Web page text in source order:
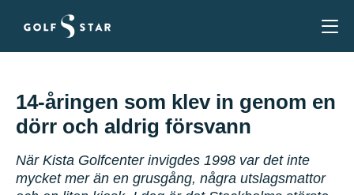
14-åringen som klev in genom en
dörr och aldrig försvann
När Kista Golfcenter invigdes 1998 var det inte
mycket mer än en grusgång, några utslagsmattor